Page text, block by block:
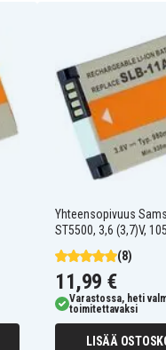
Yhteensopivuus
ST5500, 3,6 (3,7)V,
(8)
11,99 €
Varastossa, heti
toimitettavaksi
LISÄÄ